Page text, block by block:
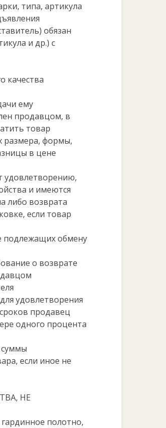
типа, артикула
обязан
и др.) с
качества
ему
продавцом, в
товар
размера, формы,
в цене
удовлетворению,
и имеются
либо возврата
если товар
подлежащих обмену
о возврате
удовлетворения
продавец
одного процента
суммы
если иное не
НЕ
полотно,